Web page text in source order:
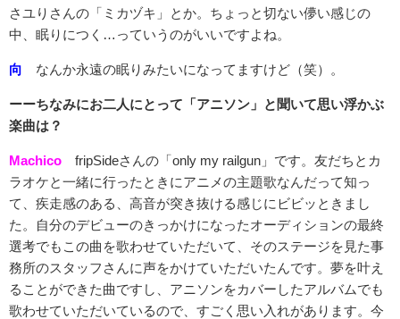
さユりさんの「ミカヅキ」とか。ちょっと切ない儚い感じの
中、眠りにつく…っていうのがいいですよね。
向 なんか永遠の眠りみたいになってますけど（笑）。
ーーちなみにお二人にとって「アニソン」と聞いて思い浮かぶ
楽曲は？
Machico
fripSideさんの「only my railgun」です。友だちとカ
ラオケと一緒に行ったときにアニメの主題歌なんだって知っ
て、疾走感のある、高音が突き抜ける感じにビビッときまし
た。自分のデビューのきっかけになったオーディションの最終
選考でもこの曲を歌わせていただいて、そのステージを見た事
務所のスタッフさんに声をかけていただいたんです。夢を叶え
ることができた曲ですし、アニソンをカバーしたアルバムでも
歌わせていただいているので、すごく思い入れがあります。今